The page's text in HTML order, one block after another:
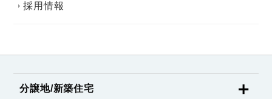
採用情報
分譲地/新築住宅